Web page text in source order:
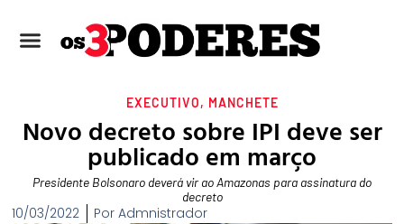
EXECUTIVO, MANCHETE
Novo decreto sobre IPI deve ser
publicado em março
Presidente Bolsonaro deverá vir ao Amazonas para assinatura do
decreto
10/03/2022 Por Admnistrador